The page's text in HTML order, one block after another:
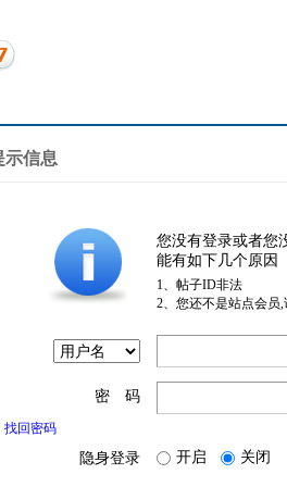
示信息
您没有登录或者您
能有如下几个原因
1、帖子ID非法
2、您还不是站点会员
密 码
找回密码
隐身登录 开启 关闭